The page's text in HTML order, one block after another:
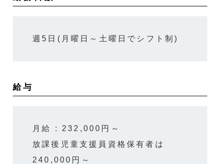
週5日(月曜日～土曜日でシフト制)
給与
月給 : 232,000円～
放課後児童支援員資格保有者は
240,000円～